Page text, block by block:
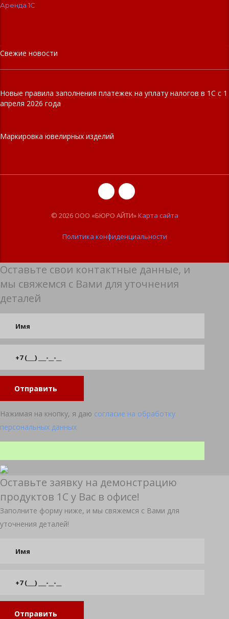
Аренда 1С
Свежие новости
Новые правила заполнения платежек на уплату налогов в 1С с 1
апреля 2026 года
Маркировка ювелирных изделий
© 2026 ООО «БЮРО АЙТИ»Карта сайта
Политика конфиденциальности
Оставьте свои контактные данные, и
мы свяжемся с Вами для уточнения
деталей
Отправить
Нажимая на кнопку, я даю согласие на обработку
персональных данных
Оставьте заявку на демонстрацию
продуктов 1С у Вас в офисе!
Заполните форму ниже, и мы свяжемся с Вами для
уточнения деталей!
Отправить